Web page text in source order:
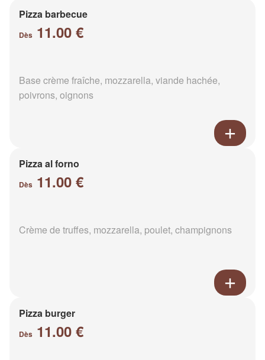
Pizza barbecue
Dès 11.00 €
Base crème fraîche, mozzarella, viande hachée,
poivrons, oignons
Pizza al forno
Dès 11.00 €
Crème de truffes, mozzarella, poulet, champignons
Pizza burger
Dès 11.00 €